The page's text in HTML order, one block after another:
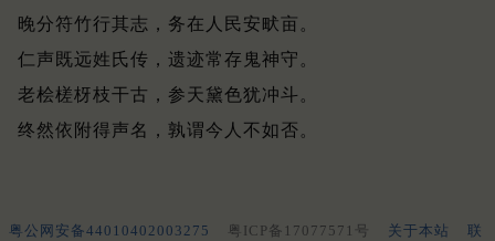
晚分符竹行其志，务在人民安畎亩。
仁声既远姓氏传，遗迹常存鬼神守。
老桧槎枒枝干古，参天黛色犹冲斗。
终然依附得声名，孰谓今人不如否。
粤公网安备44010402003275 粤ICP备17077571号 关于本站
联